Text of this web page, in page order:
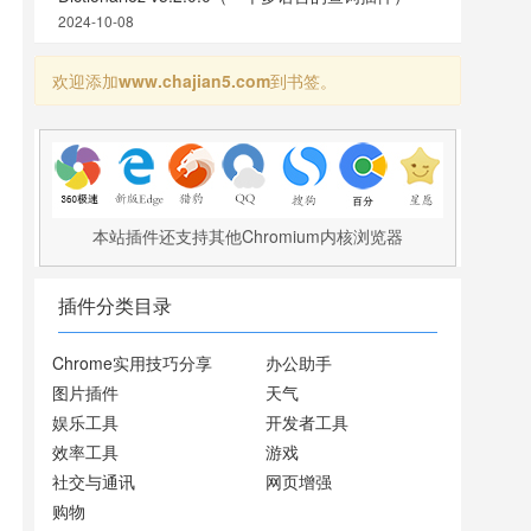
2024-10-08
欢迎添加www.chajian5.com到书签。
本站插件还支持其他Chromium内核浏览器
插件分类目录
Chrome实用技巧分享
办公助手
图片插件
天气
娱乐工具
开发者工具
效率工具
游戏
社交与通讯
网页增强
购物